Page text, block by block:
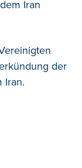
Iran
der
Iran.